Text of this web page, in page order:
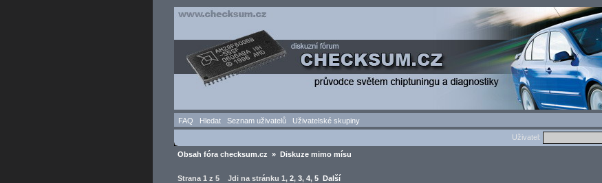
FAQ Hledat Seznam uživatelů Uživatelské skupiny
Uživatel:
Obsah fóra checksum.cz » Diskuze mimo mísu
Strana 1 z 5 Jdi na stránku 1, 2, 3, 4, 5 Další